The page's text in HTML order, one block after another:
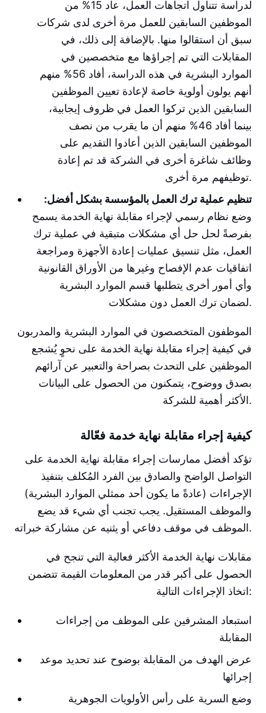
لدراسة تتناول اتجاهات العمل، عاد 15% من
الموظفين السابقين للعمل مرة أخرى لدى شركات
سبق أن استقالوا منها. بالإضافة إلى ذلك، في
المقابلات التي تم إجراؤها مع متخصصين في
الموارد البشرية في هذه الدراسة، أفاد 56% منهم
أنهم يولون أولوية خاصة لإعادة تعيين الموظفين
السابقين الذين تركوا العمل في ظروف إيجابية،
بينما أفاد 46% منهم أن ما يقرب من نصف
الموظفين السابقين الذين أعادوا التقديم على
وظائف شاغرة أخرى في الشركة قد تم إعادة
توظيفهم مرة أخرى.
تنظيم عملية ترك العمل بالمؤسسة بشكل أفضل:
وضع نظام رسمي لإجراء مقابلة نهاية الخدمة يسمح
بفرصةً لحل حل أي مشكلات متبقية في عملية ترك
العمل، مثل تنسيق عمليات إعادة الأجهزة ومراجعة
اتفاقيات عدم الإفصاح وغيرها من الأوراق القانونية
وأي أمور أخرى يتطلبها قسم الموارد البشرية
لضمان ترك العمل دون مشكلات.
الموظفون المتخصصون في الموارد البشرية والمدربون
في كيفية إجراء مقابلة نهاية الخدمة على نحوٍ يُشجع
الموظفين على التحدث بصراحة والتعبير عن آرائهم
بصدق ووضوح، يتمكنون من الحصول على البيانات
الأكثر أهمية للشركة.
كيفية إجراء مقابلة نهاية خدمة فعّالة
تؤكد أفضل ممارسات إجراء مقابلة نهاية الخدمة على
التواصل الواضح والصادق بين الفرد المُكلف بتنفيذ
الإجراءات (عادةً ما يكون أحد ممثلي الموارد البشرية)
والموظف المستقيل. يجب تجنب أي شيء قد يضع
الموظف في موقف دفاعي أو يثنيه عن مشاركة خبراته.
مقابلات نهاية الخدمة الأكثر فعالية التي تنجح في
الحصول على أكبر قدر من المعلومات القيمة تتضمن
اتخاذ الإجراءات التالية:
استبعاد المشرفين على الموظف من إجراءات
المقابلة
عرض الهدف من المقابلة بوضوح عند تحديد موعد
إجرائها
وضع السرية على رأس الأولويات الجوهرية